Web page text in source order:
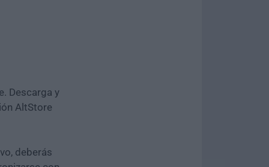
Descarga y
AltStore
deberás